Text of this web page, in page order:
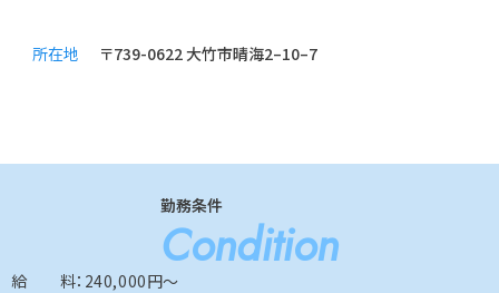
所在地 〒739-0622 大竹市晴海2–10–7
勤務条件
Condition
給 料：240,000円～